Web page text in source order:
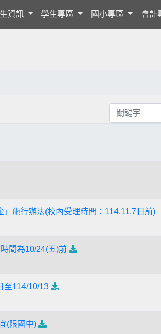
資訊 學生專區 國小專區 會計
施行辦法(校內受理時間：114.11.7日前)
間為10/24(五)前
至114/10/13
(限國中)